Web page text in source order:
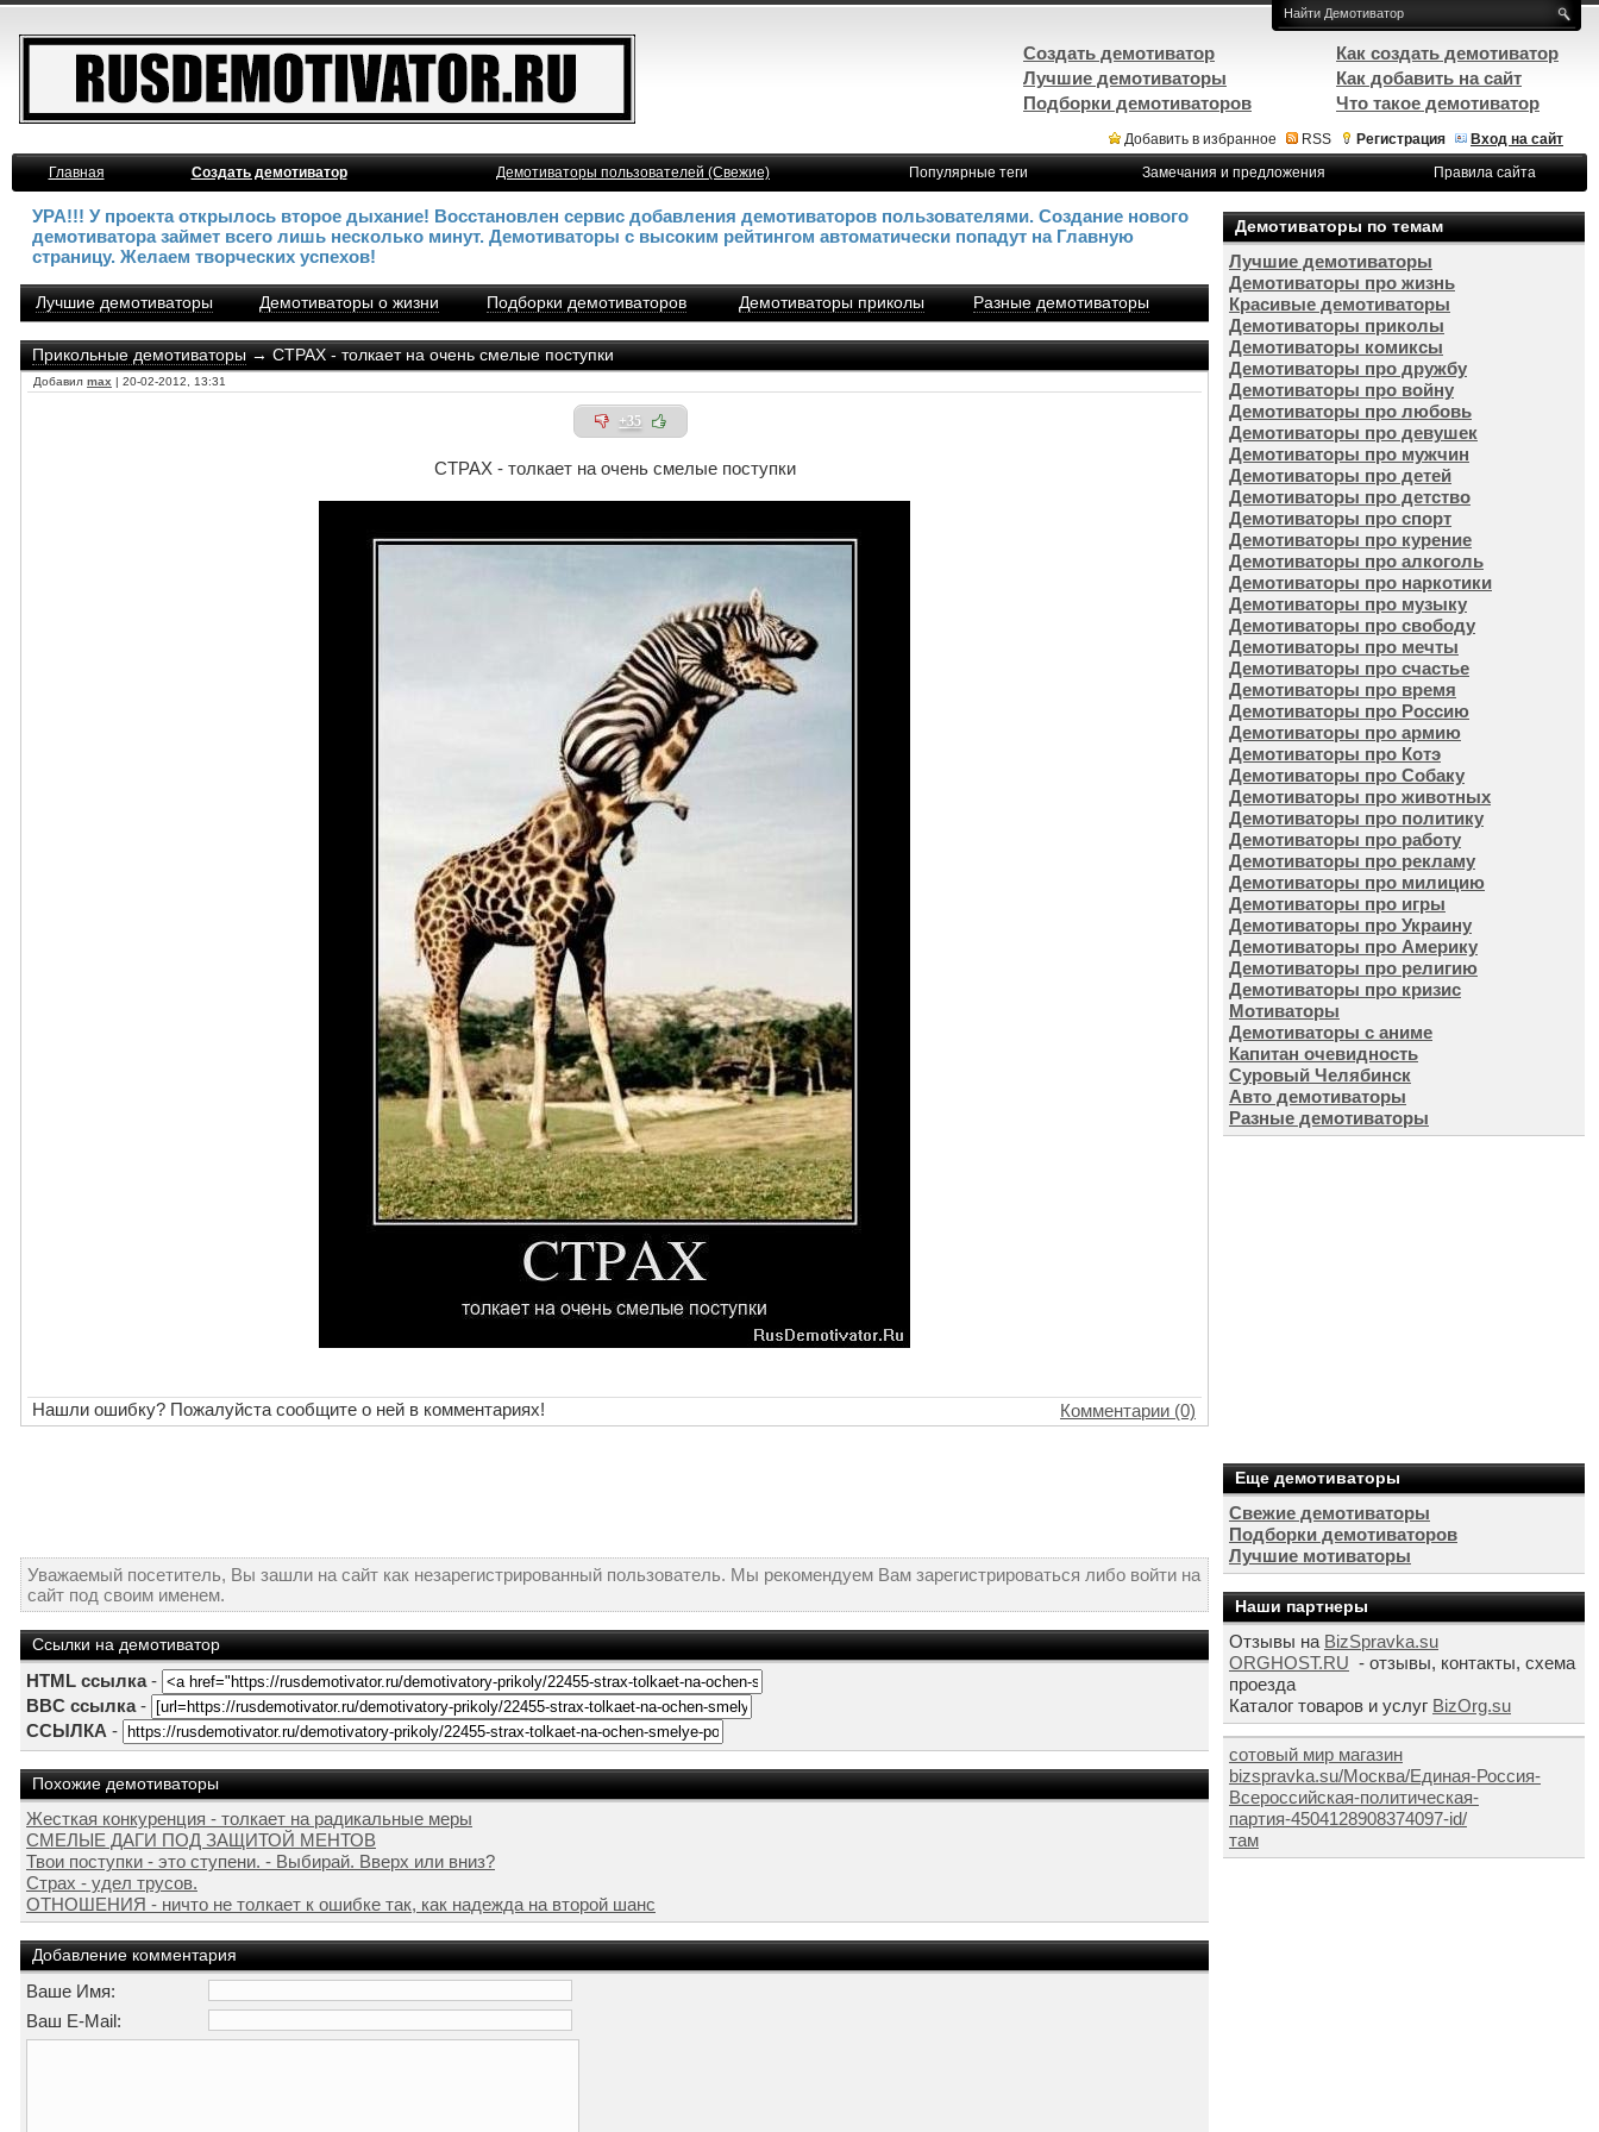
Добавить в избранное RSS Регистрация
Вход на сайт
Главная
Создать демотиватор Демотиваторы пользователей (Свежие) Популярные теги Замечания и предложения Правила сайта
УРА!!! У проекта открылось второе дыхание! Восстановлен сервис добавления демотиваторов пользователями. Создание нового
демотиватора займет всего лишь несколько минут. Демотиваторы с высоким рейтингом автоматически попадут на Главную
страницу. Желаем творческих успехов!
Лучшие демотиваторы Демотиваторы о жизни Подборки демотиваторов Демотиваторы приколы Разные демотиваторы
Прикольные демотиваторы→ СТРАХ - толкает на очень смелые поступки
Добавил max | 20-02-2012, 13:31
+35
СТРАХ - толкает на очень смелые поступки
Нашли ошибку? Пожалуйста сообщите о ней в комментариях! Комментарии (0)
Уважаемый посетитель, Вы зашли на сайт как незарегистрированный пользователь. Мы рекомендуем Вам зарегистрироваться либо войти на
сайт под своим именем.
Ссылки на демотиватор
HTML ссылка-
BBC ссылка-
ССЫЛКА -
Похожие демотиваторы
Жесткая конкуренция - толкает на радикальные меры
СМЕЛЫЕ ДАГИ ПОД ЗАЩИТОЙ МЕНТОВ
Твои поступки - это ступени. - Выбирай. Вверх или вниз?
Страх - удел трусов.
ОТНОШЕНИЯ - ничто не толкает к ошибке так, как надежда на второй шанс
Добавление комментария
Ваше Имя:
Ваш E-Mail:
Демотиваторы по темам
Лучшие демотиваторы
Демотиваторы про жизнь
Красивые демотиваторы
Демотиваторы приколы
Демотиваторы комиксы
Демотиваторы про дружбу
Демотиваторы про войну
Демотиваторы про любовь
Демотиваторы про девушек
Демотиваторы про мужчин
Демотиваторы про детей
Демотиваторы про детство
Демотиваторы про спорт
Демотиваторы про курение
Демотиваторы про алкоголь
Демотиваторы про наркотики
Демотиваторы про музыку
Демотиваторы про свободу
Демотиваторы про мечты
Демотиваторы про счастье
Демотиваторы про время
Демотиваторы про Россию
Демотиваторы про армию
Демотиваторы про Котэ
Демотиваторы про Собаку
Демотиваторы про животных
Демотиваторы про политику
Демотиваторы про работу
Демотиваторы про рекламу
Демотиваторы про милицию
Демотиваторы про игры
Демотиваторы про Украину
Демотиваторы про Америку
Демотиваторы про религию
Демотиваторы про кризис
Мотиваторы
Демотиваторы с аниме
Капитан очевидность
Суровый Челябинск
Авто демотиваторы
Разные демотиваторы
Еще демотиваторы
Свежие демотиваторы
Подборки демотиваторов
Лучшие мотиваторы
Наши партнеры
Отзывы на BizSpravka.su
ORGHOST.RU - отзывы, контакты, схема
проезда
Каталог товаров и услуг BizOrg.su
сотовый мир магазин
bizspravka.su/Москва/Единая-Россия-
Всероссийская-политическая-
партия-4504128908374097-id/
там
Создать демотиватор
Лучшие демотиваторы
Подборки демотиваторов
Как создать демотиватор
Как добавить на сайт
Что такое демотиватор